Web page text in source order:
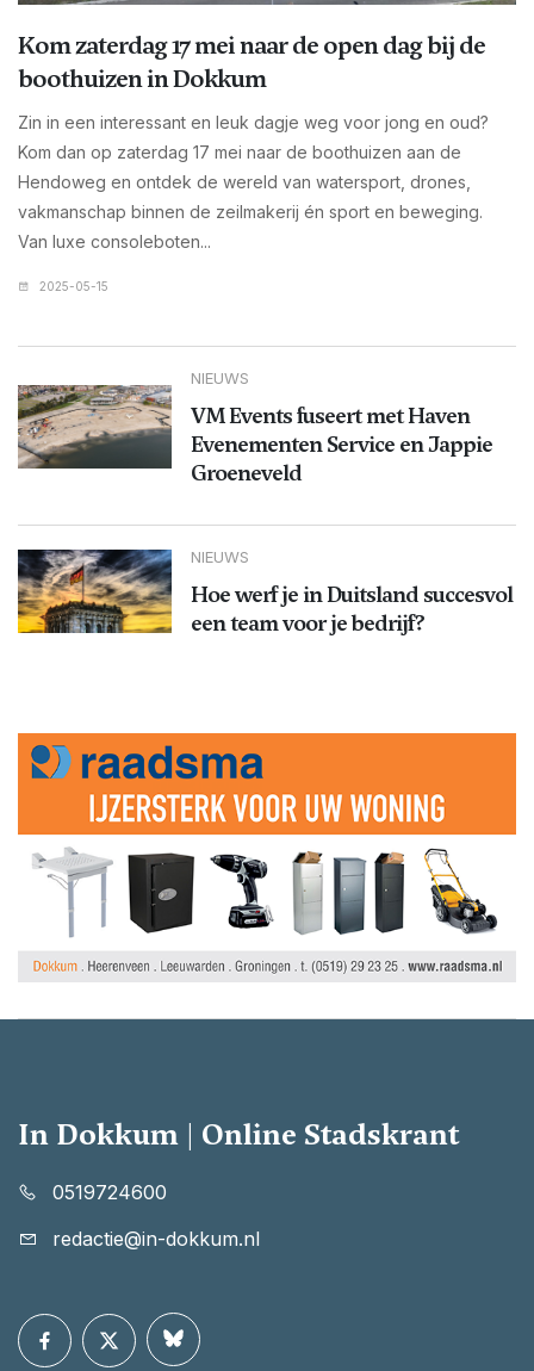
Kom zaterdag 17 mei naar de open dag bij de
boothuizen in Dokkum
Zin in een interessant en leuk dagje weg voor jong en oud?
Kom dan op zaterdag 17 mei naar de boothuizen aan de
Hendoweg en ontdek de wereld van watersport, drones,
vakmanschap binnen de zeilmakerij én sport en beweging.
Van luxe consoleboten...
2025-05-15
NIEUWS
VM Events fuseert met Haven
Evenementen Service en Jappie
Groeneveld
NIEUWS
Hoe werf je in Duitsland succesvol
een team voor je bedrijf?
In Dokkum | Online Stadskrant
0519724600
redactie@in-dokkum.nl